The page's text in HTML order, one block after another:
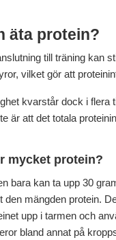
äta protein?
till träning kan
vilket gör att
kvarstår dock i flera
är att det totala
mycket protein?
bara kan ta upp 30
den mängden protein.
upp i tarmen och
bland annat på